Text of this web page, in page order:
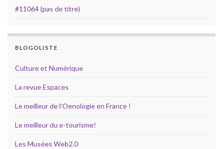
#11064 (pas de titre)
BLOGOLISTE
Culture et Numérique
La revue Espaces
Le meilleur de l'Oenologie en France !
Le meilleur du e-tourisme!
Les Musées Web2.0